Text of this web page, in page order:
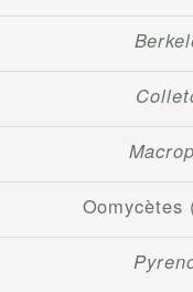
Oomycètes